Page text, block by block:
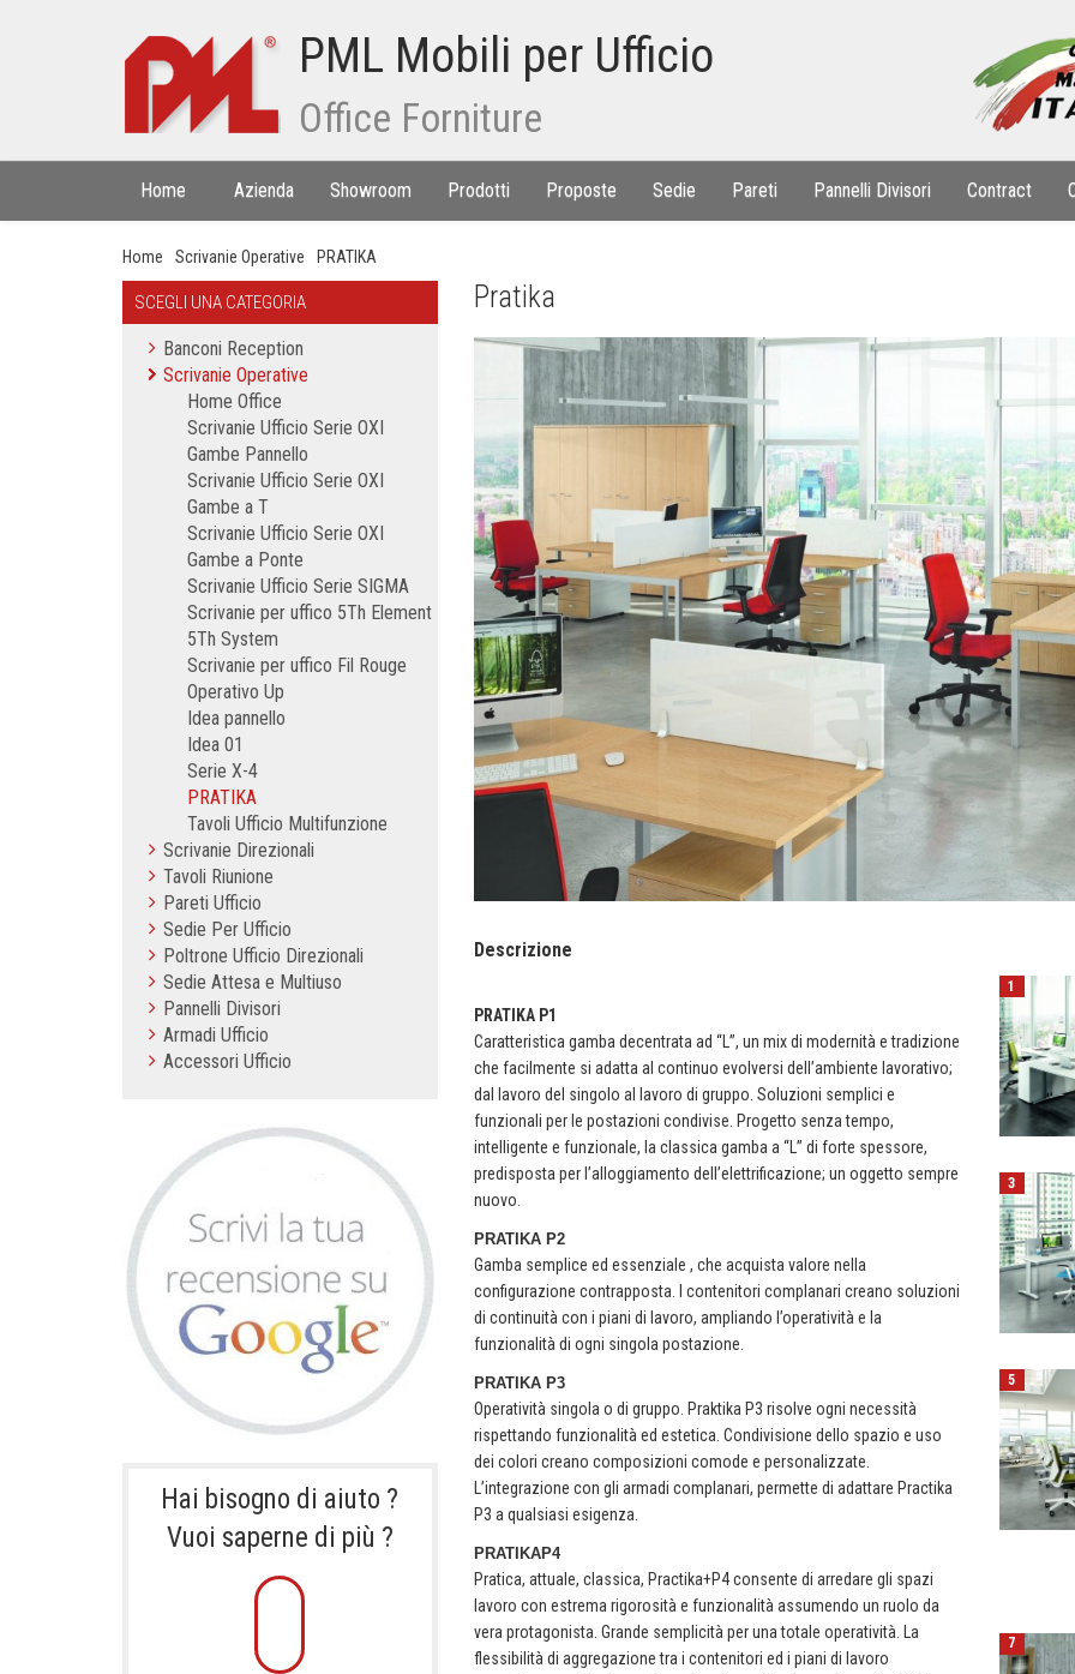
PML Mobili per Ufficio
Office Forniture
Home Azienda Showroom Prodotti Proposte Sedie Pareti Pannelli Divisori Contract
Home Scrivanie Operative PRATIKA
Pratika
Descrizione
PRATIKA P1
Caratteristica gamba decentrata ad “L”, un mix di modernità e tradizione
che facilmente si adatta al continuo evolversi dell’ambiente lavorativo;
dal lavoro del singolo al lavoro di gruppo. Soluzioni semplici e
funzionali per le postazioni condivise. Progetto senza tempo,
intelligente e funzionale, la classica gamba a “L” di forte spessore,
predisposta per l’alloggiamento dell’elettrificazione; un oggetto sempre
nuovo.
PRATIKA P2
Gamba semplice ed essenziale , che acquista valore nella
configurazione contrapposta. I contenitori complanari creano soluzioni
di continuità con i piani di lavoro, ampliando l’operatività e la
funzionalità di ogni singola postazione.
PRATIKA P3
Operatività singola o di gruppo. Praktika P3 risolve ogni necessità
rispettando funzionalità ed estetica. Condivisione dello spazio e uso
dei colori creano composizioni comode e personalizzate.
L’integrazione con gli armadi complanari, permette di adattare Practika
P3 a qualsiasi esigenza.
PRATIKAP4
Pratica, attuale, classica, Practika+P4 consente di arredare gli spazi
lavoro con estrema rigorosità e funzionalità assumendo un ruolo da
vera protagonista. Grande semplicità per una totale operatività. La
flessibilità di aggregazione tra i contenitori ed i piani di lavoro
1
3
5
7
SCEGLI UNA CATEGORIA
Banconi Reception
Scrivanie Operative
Home Office
Scrivanie Ufficio Serie OXI
Gambe Pannello
Scrivanie Ufficio Serie OXI
Gambe a T
Scrivanie Ufficio Serie OXI
Gambe a Ponte
Scrivanie Ufficio Serie SIGMA
Scrivanie per uffico 5Th Element
5Th System
Scrivanie per uffico Fil Rouge
Operativo Up
Idea pannello
Idea 01
Serie X-4
PRATIKA
Tavoli Ufficio Multifunzione
Scrivanie Direzionali
Tavoli Riunione
Pareti Ufficio
Sedie Per Ufficio
Poltrone Ufficio Direzionali
Sedie Attesa e Multiuso
Pannelli Divisori
Armadi Ufficio
Accessori Ufficio
Hai bisogno di aiuto ?
Vuoi saperne di più ?